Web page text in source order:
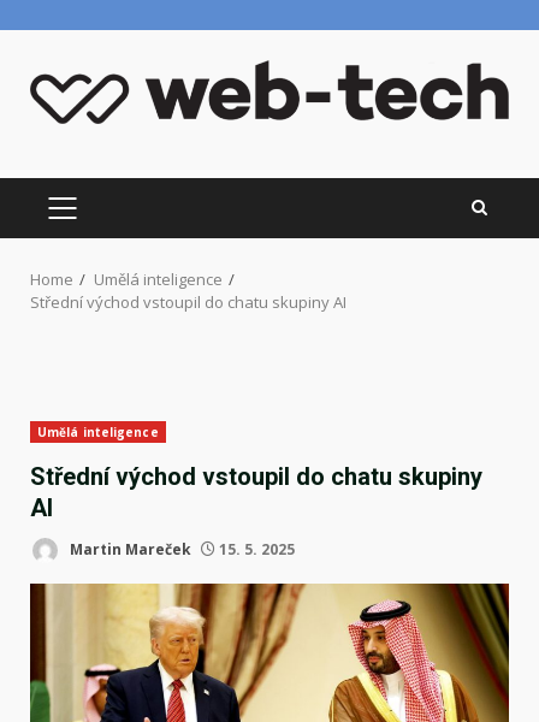
content
PRIMARY
MENU
Home
Umělá inteligence
Střední východ vstoupil do chatu skupiny AI
Umělá inteligence
Střední východ vstoupil do chatu skupiny
AI
Martin Mareček 15. 5. 2025